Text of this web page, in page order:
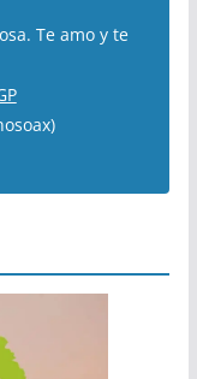
Te amo y te